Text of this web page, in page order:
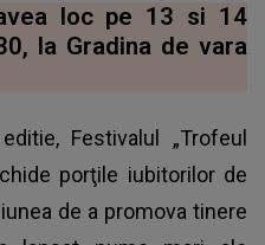
loc pe 13 si 14
la Gradina de vara
Festivalul „Trofeul
porţile iubitorilor de
de a promova tinere